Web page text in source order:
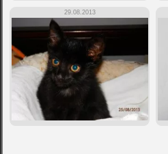
29.08.2013